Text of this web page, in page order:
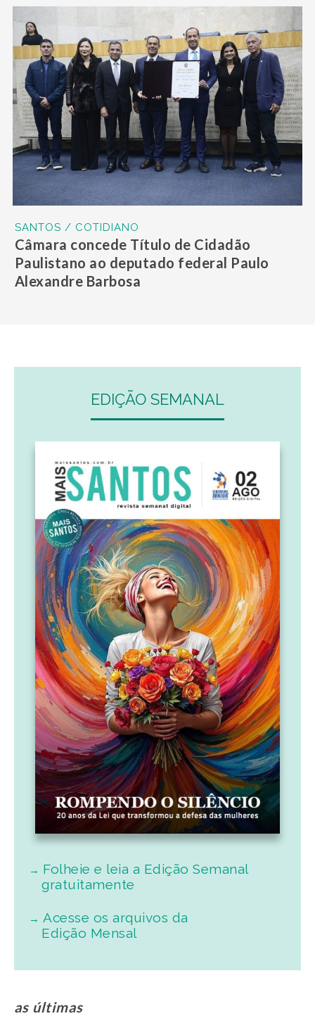
SANTOS / COTIDIANO
Câmara concede Título de Cidadão
Paulistano ao deputado federal Paulo
Alexandre Barbosa
EDIÇÃO SEMANAL
Folheie e leia a Edição Semanal
gratuitamente
Acesse os arquivos da
Edição Mensal
as últimas